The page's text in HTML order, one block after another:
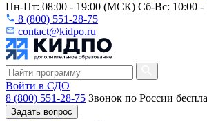
Пн-Пт: 08:00 - 19:00 (МСК) Сб-Вс: 10:00
8 (800) 551-28-75
contact@kidpo.ru
Войти в СДО
8 (800) 551-28-75 Звонок по России
Задать вопрос